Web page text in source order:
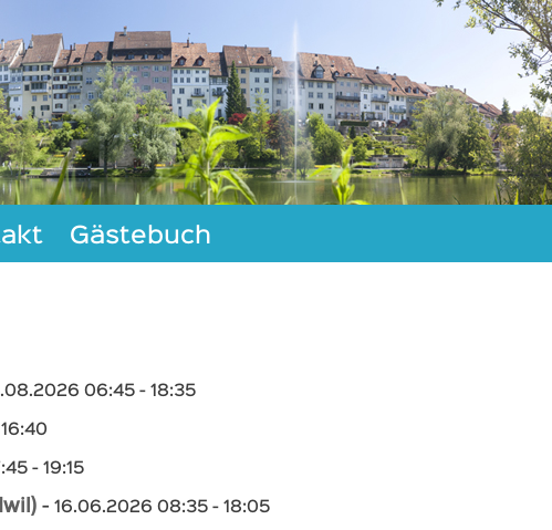
Gästebuch
06:45 - 18:35
- 19:15
-16.06.2026 08:35 - 18:05